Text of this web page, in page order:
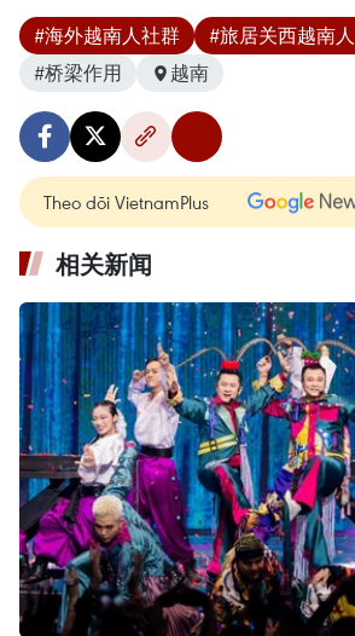
#海外越南人社群
#旅居关西越南
#桥梁作用
越南
Theo dõi VietnamPlus
相关新闻